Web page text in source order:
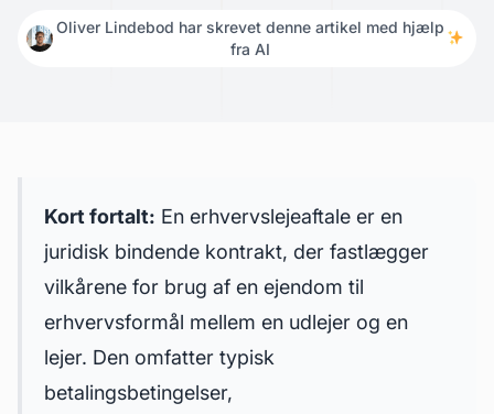
Oliver Lindebod har skrevet denne artikel med hjælp
fra AI
Kort fortalt: En erhvervslejeaftale er en
juridisk bindende kontrakt, der fastlægger
vilkårene for brug af en ejendom til
erhvervsformål mellem en udlejer og en
lejer. Den omfatter typisk
betalingsbetingelser,